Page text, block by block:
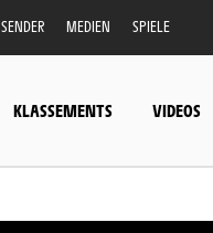
SENDER MEDIEN SPIELE
KLASSEMENTS VIDEOS